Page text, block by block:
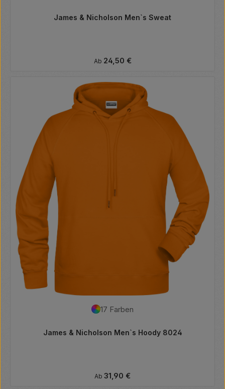
James & Nicholson Men`s Sweat
Regulärer Preis:
Ab 24,50 €
17 Farben
James & Nicholson Men`s Hoody 8024
Regulärer Preis:
Ab 31,90 €